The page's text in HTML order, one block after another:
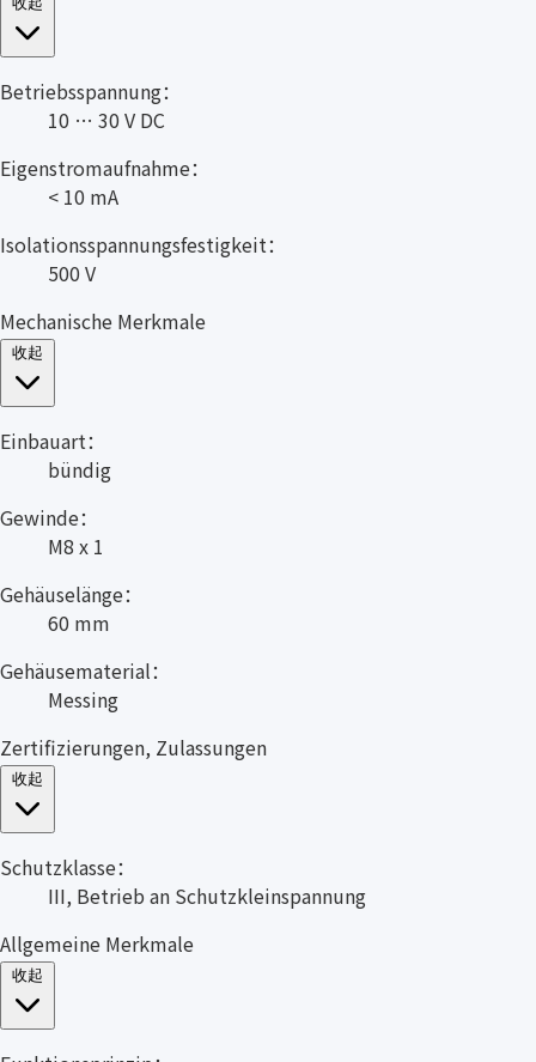
Betriebsspannung：
10 … 30 V DC
Eigenstromaufnahme：
< 10 mA
Isolationsspannungsfestigkeit：
500 V
Mechanische Merkmale
Einbauart：
bündig
Gewinde：
M8 x 1
Gehäuselänge：
60 mm
Gehäusematerial：
Messing
Zertifizierungen, Zulassungen
Schutzklasse：
III, Betrieb an Schutzkleinspannung
Allgemeine Merkmale